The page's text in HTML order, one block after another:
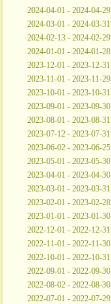
2024-04-01 - 2024-04-29
2024-03-01 - 2024-03-31
2024-02-13 - 2024-02-29
2024-01-01 - 2024-01-28
2023-12-01 - 2023-12-31
2023-11-01 - 2023-11-29
2023-10-01 - 2023-10-31
2023-09-01 - 2023-09-30
2023-08-01 - 2023-08-31
2023-07-12 - 2023-07-31
2023-06-02 - 2023-06-25
2023-05-01 - 2023-05-30
2023-04-01 - 2023-04-30
2023-03-01 - 2023-03-31
2023-02-01 - 2023-02-28
2023-01-01 - 2023-01-30
2022-12-01 - 2022-12-31
2022-11-01 - 2022-11-30
2022-10-01 - 2022-10-31
2022-09-01 - 2022-09-30
2022-08-02 - 2022-08-30
2022-07-01 - 2022-07-29